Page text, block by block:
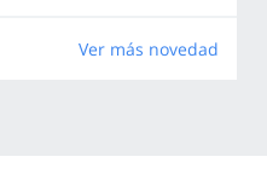
Ver más novedad